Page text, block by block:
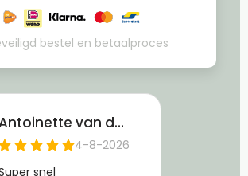
bestel en betaalproces